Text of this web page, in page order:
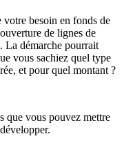
besoin en fonds de
de lignes de
La démarche pourrait
vous sachiez quel type
et pour quel montant ?
que vous pouvez mettre